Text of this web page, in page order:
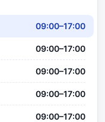
09:00–17:00
09:00–17:00
09:00–17:00
09:00–17:00
09:00–17:00